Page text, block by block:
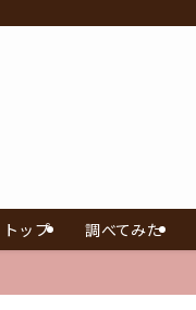
トップ 調べてみた